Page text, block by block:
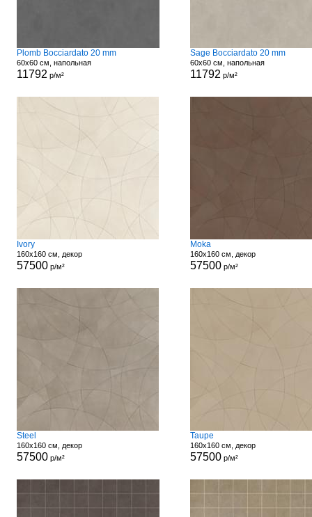
Plomb Bocciardato 20 mm
60x60 см, напольная
11792 р/м²
Sage Bocciardato 20 mm
60x60 см, напольная
11792 р/м²
Ivory
160x160 см, декор
57500 р/м²
Moka
160x160 см, декор
57500 р/м²
Steel
160x160 см, декор
57500р/м²
Taupe
160x160 см, декор
57500р/м²